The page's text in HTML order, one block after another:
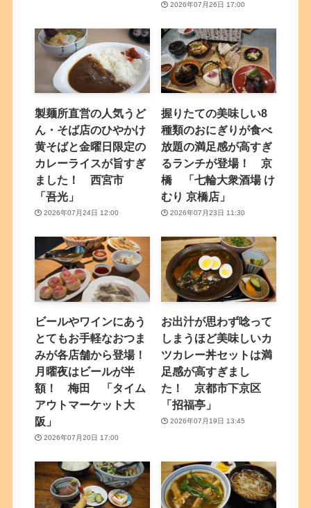
2026年07月26日 17:00
製麺所直営の人気うど
ん・そば店のひやかけ
黄そばと金曜日限定の
カレーライスが旨すぎ
ました！ 西宮市
「吾光」
2026年07月24日 12:00
握りたての美味しい8
種類のおにぎりが食べ
放題の満足感が高すぎ
るランチが登場！ 京
橋 「七輪大衆酒場 け
むり 京橋店」
2026年07月23日 11:30
ビールやワインにあう
とてもお手軽なおつま
みが各店舗から登場！
月曜夜はビールが半
額！ 梅田 「タイム
アウトマーケット大
阪」
2026年07月20日 17:00
お出汁が思わず唸って
しまうほど美味しいカ
ツカレー丼セットは満
足感が高すぎまし
た！ 京都市下京区
「招福亭」
2026年07月19日 13:45